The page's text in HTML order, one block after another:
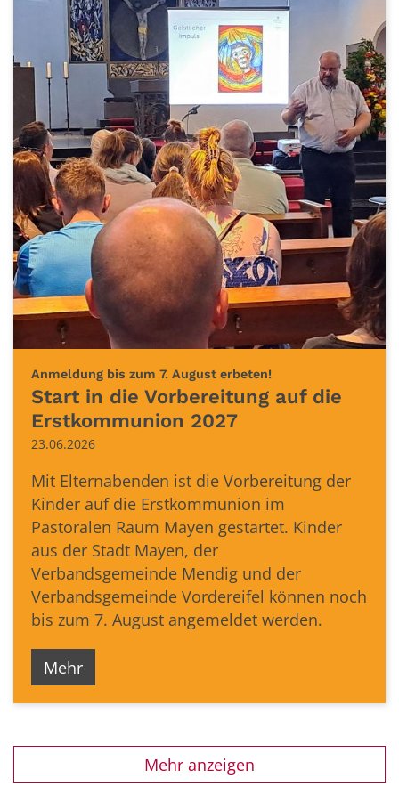
Anmeldung bis zum 7. August erbeten!
Start in die Vorbereitung auf die
Erstkommunion 2027
23.06.2026
Mit Elternabenden ist die Vorbereitung der
Kinder auf die Erstkommunion im
Pastoralen Raum Mayen gestartet. Kinder
aus der Stadt Mayen, der
Verbandsgemeinde Mendig und der
Verbandsgemeinde Vordereifel können noch
bis zum 7. August angemeldet werden.
Mehr
Mehr anzeigen